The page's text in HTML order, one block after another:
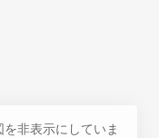
非表示にしていま